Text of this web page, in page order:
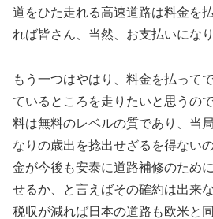
道をひた走れる高速道路は料金を
れば皆さん、当然、お支払いになり
もう一つはやはり、料金を払って
ているところを走りたいと思うの
料は無料のレベルの質であり、当
なりの歳出を捻出せざるを得ない
金が今後も安泰に道路補修のため
せるか、と言えばその確約は出来
税収が減れば日本の道路も欧米と